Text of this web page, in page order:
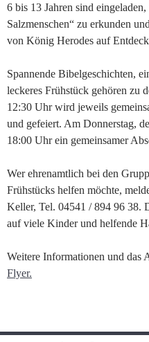
6 bis 13 Jahren sind
Salzmenschen“ zu erkunden
von König Herodes auf
Spannende Bibelgeschichten,
leckeres Frühstück gehören zu
12:30 Uhr wird jeweils
und gefeiert. Am Donnerstag,
18:00 Uhr ein gemeinsamer
Wer ehrenamtlich bei den
Frühstücks helfen möchte,
Keller, Tel. 04541 / 894 96 38.
auf viele Kinder und helfende
Weitere Informationen und das
Flyer.